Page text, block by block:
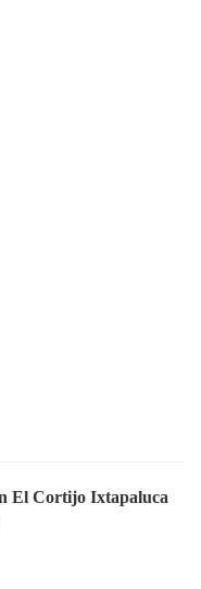
El Cortijo Ixtapaluca